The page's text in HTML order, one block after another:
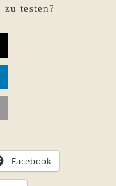
testen?
Facebook